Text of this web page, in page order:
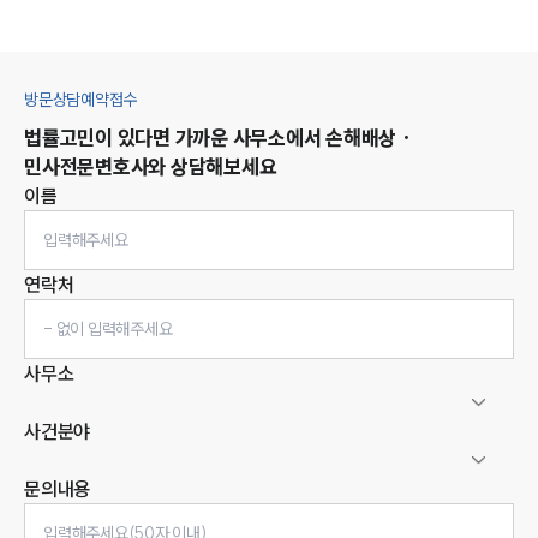
방문상담예약접수
법률고민이 있다면 가까운 사무소에서 손해배상 ·
민사전문변호사와 상담해보세요
이름
연락처
사무소
사건분야
문의내용